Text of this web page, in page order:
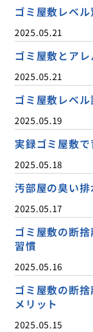
ゴミ屋敷レベ
2025.05.21
ゴミ屋敷とア
2025.05.21
ゴミ屋敷レベ
2025.05.19
実録ゴミ屋敷
2025.05.18
汚部屋の臭い
2025.05.17
ゴミ屋敷の断
習慣
2025.05.16
ゴミ屋敷の断
メリット
2025.05.15